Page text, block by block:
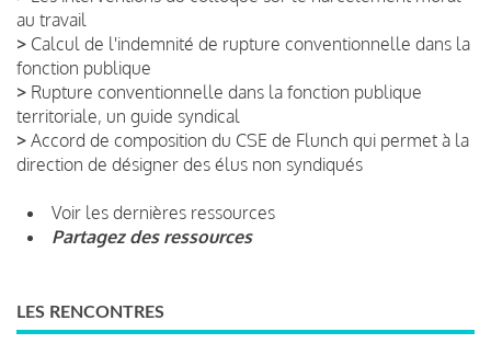
au travail
> Calcul de l'indemnité de rupture conventionnelle dans la
fonction publique
> Rupture conventionnelle dans la fonction publique
territoriale, un guide syndical
> Accord de composition du CSE de Flunch qui permet à la
direction de désigner des élus non syndiqués
Voir les dernières ressources
Partagez des ressources
LES RENCONTRES